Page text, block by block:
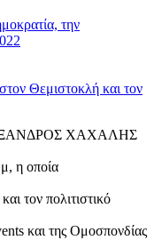
την
Θεμιστοκλή και τον
ΧΑΧΑΛΗΣ
η οποία
τον πολιτιστικό
και της Ομοσπονδίας